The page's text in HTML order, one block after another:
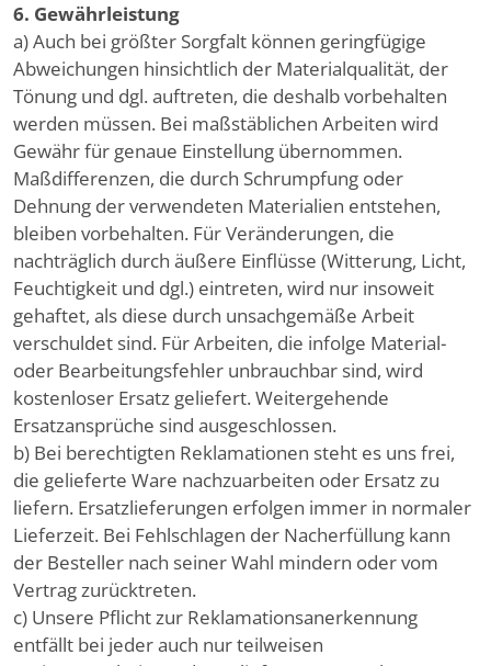
6. Gewährleistung
a) Auch bei größter Sorgfalt können geringfügige
Abweichungen hinsichtlich der Materialqualität, der
Tönung und dgl. auftreten, die deshalb vorbehalten
werden müssen. Bei maßstäblichen Arbeiten wird
Gewähr für genaue Einstellung übernommen.
Maßdifferenzen, die durch Schrumpfung oder
Dehnung der verwendeten Materialien entstehen,
bleiben vorbehalten. Für Veränderungen, die
nachträglich durch äußere Einflüsse (Witterung, Licht,
Feuchtigkeit und dgl.) eintreten, wird nur insoweit
gehaftet, als diese durch unsachgemäße Arbeit
verschuldet sind. Für Arbeiten, die infolge Material-
oder Bearbeitungsfehler unbrauchbar sind, wird
kostenloser Ersatz geliefert. Weitergehende
Ersatzansprüche sind ausgeschlossen.
b) Bei berechtigten Reklamationen steht es uns frei,
die gelieferte Ware nachzuarbeiten oder Ersatz zu
liefern. Ersatzlieferungen erfolgen immer in normaler
Lieferzeit. Bei Fehlschlagen der Nacherfüllung kann
der Besteller nach seiner Wahl mindern oder vom
Vertrag zurücktreten.
c) Unsere Pflicht zur Reklamationsanerkennung
entfällt bei jeder auch nur teilweisen